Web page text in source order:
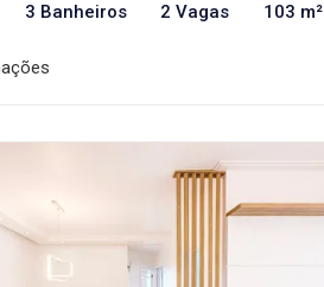
3 Banheiros 2 Vagas 103 m²